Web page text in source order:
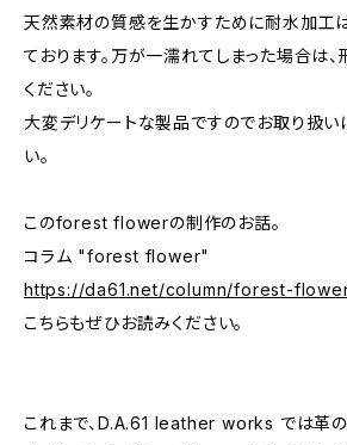
天然素材の質感を生かすために耐水加工
ております。万が一濡れてしまった場合は
ください。
大変デリケートな製品ですのでお取り扱い
い。
このforest flowerの制作のお話。
コラム "forest flower"
https://da61.net/column/forest-
こちらもぜひお読みください。
これまで、D.A.61 leather works では革